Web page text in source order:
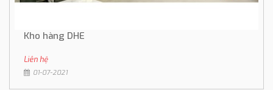
Kho hàng DHE
Liên hệ
01-07-2021